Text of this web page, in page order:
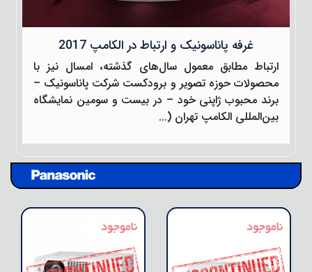
غرفه پاناسونیک و ارتباط در الکامپ 2017
ارتباط مطابق معمول سال‌های گذشته، امسال نیز با
محصولات حوزه تصویر و برودکست شرکت پاناسونیک –
برند محبوب ژاپنی خود – در بیست و سومین نمایشگاه
بین‌المللی الکامپ تهران (...